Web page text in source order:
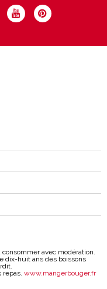
avec modération.
dix-huit ans des boissons
repas. www.mangerbouger.fr